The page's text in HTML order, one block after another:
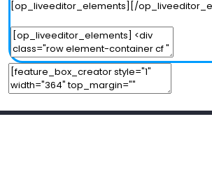
[op_liveeditor_elements][/